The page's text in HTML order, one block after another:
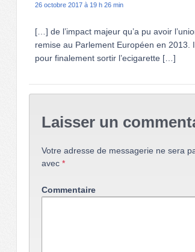
26 octobre 2017 à 19 h 26 min
[…] de l’impact majeur qu’a pu avoir
remise au Parlement Européen en
pour finalement sortir l’ecigarette […]
Laisser un
Votre adresse de messagerie ne sera
avec *
Commentaire